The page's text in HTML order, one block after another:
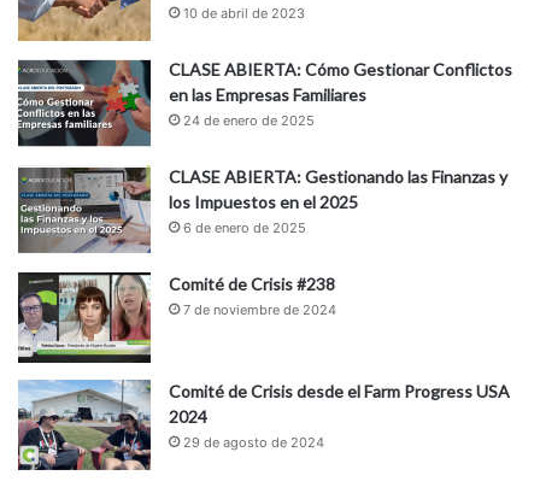
10 de abril de 2023
CLASE ABIERTA: Cómo Gestionar Conflictos
en las Empresas Familiares
24 de enero de 2025
CLASE ABIERTA: Gestionando las Finanzas y
los Impuestos en el 2025
6 de enero de 2025
Comité de Crisis #238
7 de noviembre de 2024
Comité de Crisis desde el Farm Progress USA
2024
29 de agosto de 2024